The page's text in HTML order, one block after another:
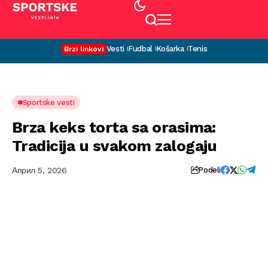
Brzi linkovi Vesti Fudbal Košarka Tenis
Sportske vesti
Brza keks torta sa orasima:
Tradicija u svakom zalogaju
Април 5, 2026 Podeli